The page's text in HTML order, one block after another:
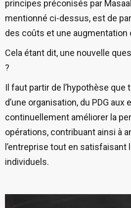
principes préconisés par
mentionné ci-dessus, est de
des coûts et une augmentation
Cela étant dit, une nouvelle
?
Il faut partir de l’hypothèse
d’une organisation, du PDG
continuellement améliorer la
opérations, contribuant ainsi à
l’entreprise tout en satisfaisant
individuels.